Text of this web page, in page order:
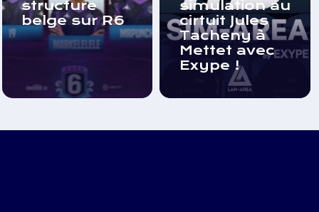
structure
belge sur R6
simulation au
cirtuit Jules
Tacheny à
Mettet avec
Exype !